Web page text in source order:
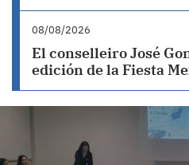
08/08/2026
El conselleiro José
edición de la Fiesta